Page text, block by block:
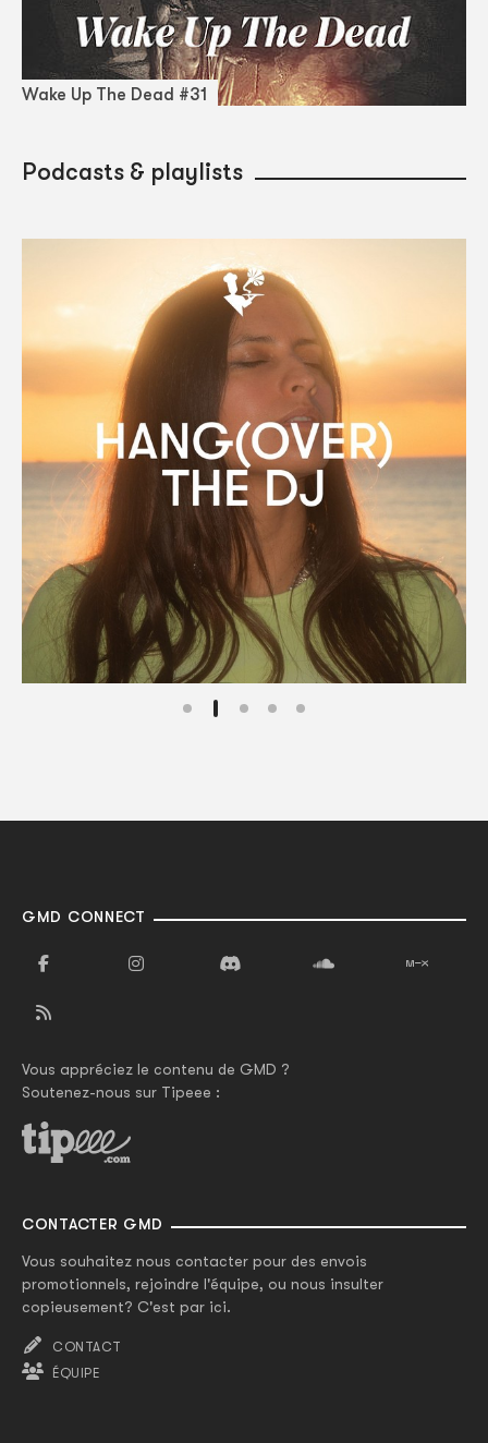
Wake Up The Dead #31
Podcasts & playlists
GMD CONNECT
Vous appréciez le contenu de GMD ?
Soutenez-nous sur Tipeee :
CONTACTER GMD
Vous souhaitez nous contacter pour des envois
promotionnels, rejoindre l'équipe, ou nous insulter
copieusement? C'est par ici.
CONTACT
ÉQUIPE